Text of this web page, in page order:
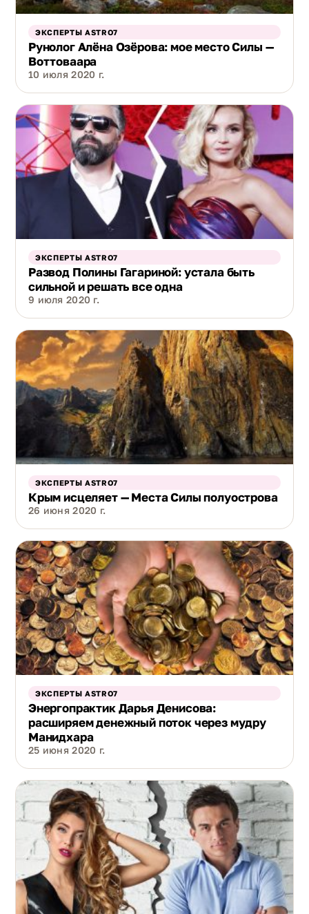
ЭКСПЕРТЫ ASTRO7
Рунолог Алёна Озёрова: мое место Силы —
Воттоваара
10 июля 2020 г.
ЭКСПЕРТЫ ASTRO7
Развод Полины Гагариной: устала быть
сильной и решать все одна
9 июля 2020 г.
ЭКСПЕРТЫ ASTRO7
Крым исцеляет — Места Силы полуострова
26 июня 2020 г.
ЭКСПЕРТЫ ASTRO7
Энергопрактик Дарья Денисова:
расширяем денежный поток через мудру
Манидхара
25 июня 2020 г.